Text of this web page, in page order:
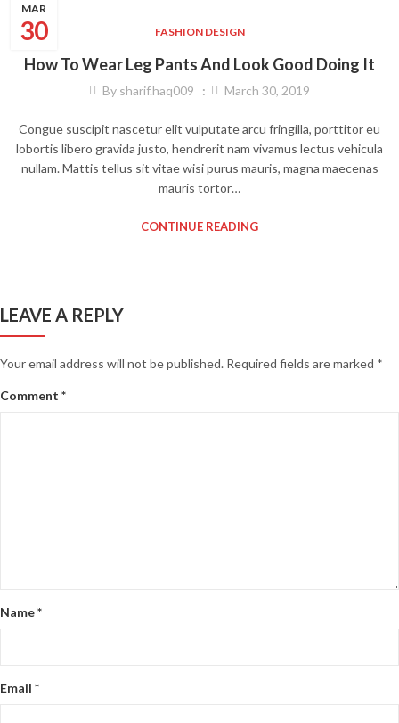
30
MAR
FASHION DESIGN
How To Wear Leg Pants And Look Good Doing It
By sharif.haq009 March 30, 2019
Congue suscipit nascetur elit vulputate arcu fringilla, porttitor eu
lobortis libero gravida justo, hendrerit nam vivamus lectus vehicula
nullam. Mattis tellus sit vitae wisi purus mauris, magna maecenas
mauris tortor…
CONTINUE READING
LEAVE A REPLY
Your email address will not be published. Required fields are marked *
Comment *
Name*
Email *